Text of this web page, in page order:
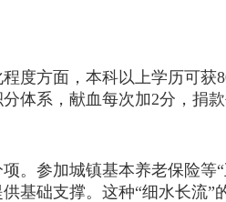
方面，本科以上学历可获
体系，献血每次加2分，捐
参加城镇基本养老保险等“
基础支撑。这种“细水长流